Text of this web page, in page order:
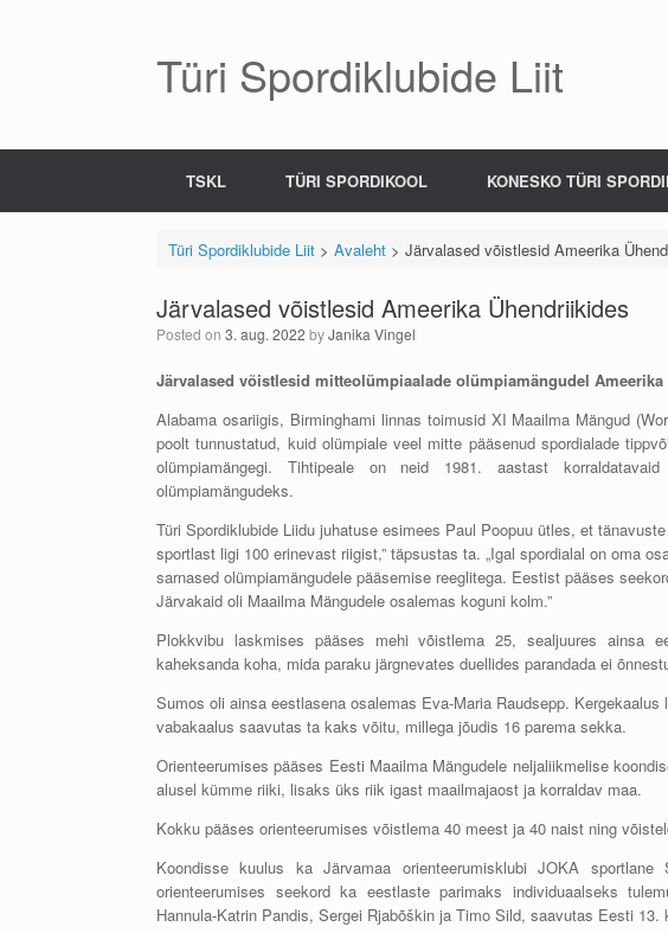
Türi Spordiklubide Liit
TSKL TÜRI SPORDIKOOL KONESKO TÜRI
Türi Spordiklubide Liit> Avaleht> Järvalased võistlesid Ameerika
Järvalased võistlesid Ameerika Ühendriikides
Posted on 3. aug. 2022 byJanika Vingel
Järvalased võistlesid mitteolümpiaalade olümpiamängudel
Alabama osariigis, Birminghami linnas toimusid XI Maailma Mängud
poolt tunnustatud, kuid olümpiale veel mitte pääsenud spordialade
olümpiamängegi. Tihtipeale on neid 1981. aastast
olümpiamängudeks.
Türi Spordiklubide Liidu juhatuse esimees Paul Poopuu ütles, et
sportlast ligi 100 erinevast riigist,” täpsustas ta. „Igal spordialal on oma
sarnased olümpiamängudele pääsemise reeglitega. Eestist pääses
Järvakaid oli Maailma Mängudele osalemas koguni kolm.”
Plokkvibu laskmises pääses mehi võistlema 25, sealjuures ainsa
kaheksanda koha, mida paraku järgnevates duellides parandada ei
Sumos oli ainsa eestlasena osalemas Eva-Maria Raudsepp.
vabakaalus saavutas ta kaks võitu, millega jõudis 16 parema sekka.
Orienteerumises pääses Eesti Maailma Mängudele neljaliikmelise
alusel kümme riiki, lisaks üks riik igast maailmajaost ja korraldav maa.
Kokku pääses orienteerumises võistlema 40 meest ja 40 naist ning
Koondisse kuulus ka Järvamaa orienteerumisklubi JOKA
orienteerumises seekord ka eestlaste parimaks individuaalseks
Hannula-Katrin Pandis, Sergei Rjabõškin ja Timo Sild, saavutas Eesti 13.